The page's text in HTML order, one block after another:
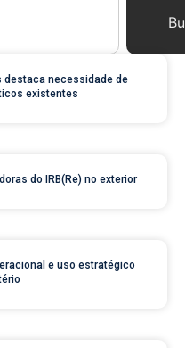
destaca necessidade de
existentes
do IRB(Re) no exterior
e uso estratégico